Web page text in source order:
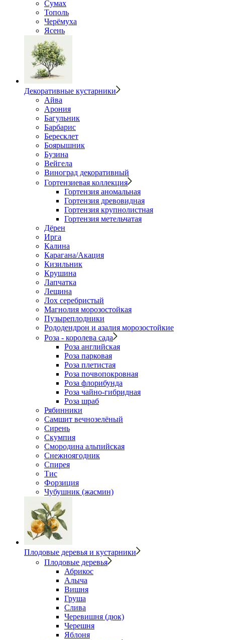
Сумах
Тополь
Черёмуха
Ясень
Декоративные кустарники
Айва
Арония
Багульник
Барбарис
Бересклет
Боярышник
Бузина
Вейгела
Виноград декоративный
Гортензиевая коллекция
Гортензия аномальная
Гортензия древовидная
Гортензия крупнолистная
Гортензия метельчатая
Дёрен
Ирга
Калина
Карагана/Акация
Кизильник
Крушина
Лапчатка
Лещина
Лох серебристый
Магнолия морозостойкая
Пузыреплодники
Рододендрон и азалия морозостойкие
Роза - королева сада
Роза английская
Роза парковая
Роза плетистая
Роза почвопокровная
Роза флорибунда
Роза чайно-гибридная
Роза шраб
Рябинники
Самшит вечнозелёный
Сирень
Скумпия
Смородина альпийская
Снежноягодник
Спирея
Тис
Форзиция
Чубушник (жасмин)
Плодовые деревья и кустарники
Плодовые деревья
Абрикос
Алыча
Вишня
Груша
Слива
Черевишня (дюк)
Черешня
Яблоня